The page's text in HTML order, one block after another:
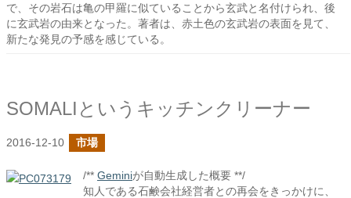
で、その岩石は亀の甲羅に似ていることから玄武と名付けられ、後
に玄武岩の由来となった。著者は、赤土色の玄武岩の表面を見て、
新たな発見の予感を感じている。
SOMALIというキッチンクリーナー
2016-12-10 市場
/** Geminiが自動生成した概要 **/
知人である石鹸会社経営者との再会をきっかけに、